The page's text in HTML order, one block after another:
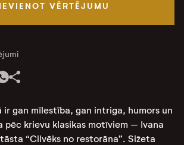
VĒRTĒJUMU
ir gan mīlestība, gan intriga, humors un
pēc krievu klasikas motīviem – Ivana
“Cilvēks no restorāna”. Sižeta